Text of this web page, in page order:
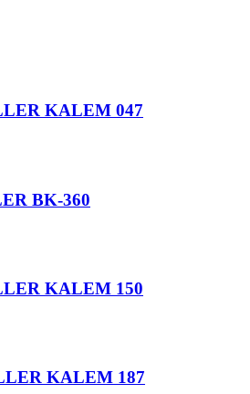
KALEM 047
BK-360
KALEM 150
KALEM 187